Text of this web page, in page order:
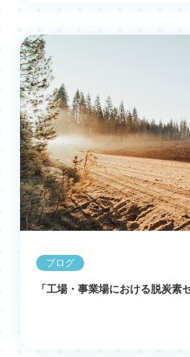
ブログ
「工場・事業場における脱炭素